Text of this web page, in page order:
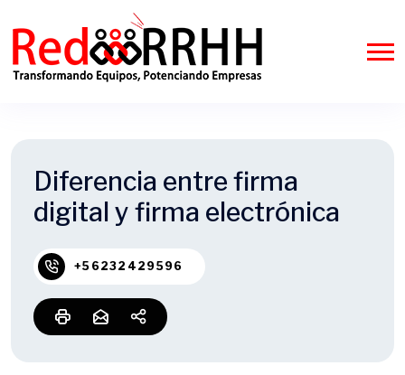
Diferencia entre firma
digital y firma electrónica
+56232429596